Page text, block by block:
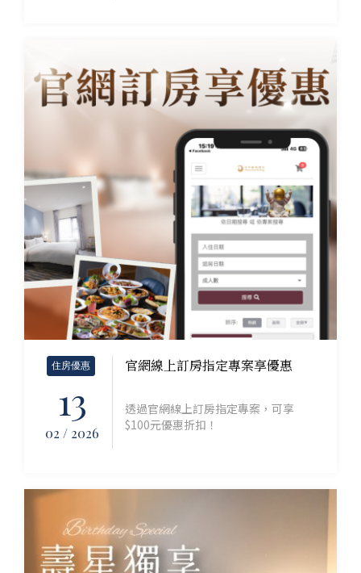
住房優惠
13
02 / 2026
官網線上訂房指定專案享優惠
透過官網線上訂房指定專案，可享
$100元優惠折扣！